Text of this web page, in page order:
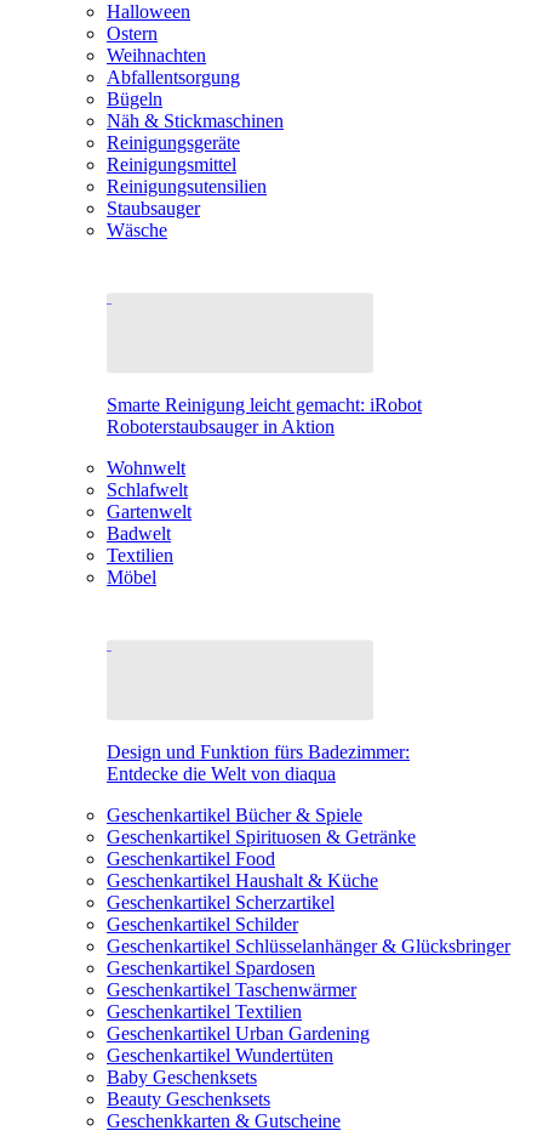
Halloween
Ostern
Weihnachten
Abfallentsorgung
Bügeln
Näh & Stickmaschinen
Reinigungsgeräte
Reinigungsmittel
Reinigungsutensilien
Staubsauger
Wäsche
Smarte Reinigung leicht gemacht: iRobot
Roboterstaubsauger in Aktion
Wohnwelt
Schlafwelt
Gartenwelt
Badwelt
Textilien
Möbel
Design und Funktion fürs Badezimmer:
Entdecke die Welt von diaqua
Geschenkartikel Bücher & Spiele
Geschenkartikel Spirituosen & Getränke
Geschenkartikel Food
Geschenkartikel Haushalt & Küche
Geschenkartikel Scherzartikel
Geschenkartikel Schilder
Geschenkartikel Schlüsselanhänger & Glücksbringer
Geschenkartikel Spardosen
Geschenkartikel Taschenwärmer
Geschenkartikel Textilien
Geschenkartikel Urban Gardening
Geschenkartikel Wundertüten
Baby Geschenksets
Beauty Geschenksets
Geschenkkarten & Gutscheine